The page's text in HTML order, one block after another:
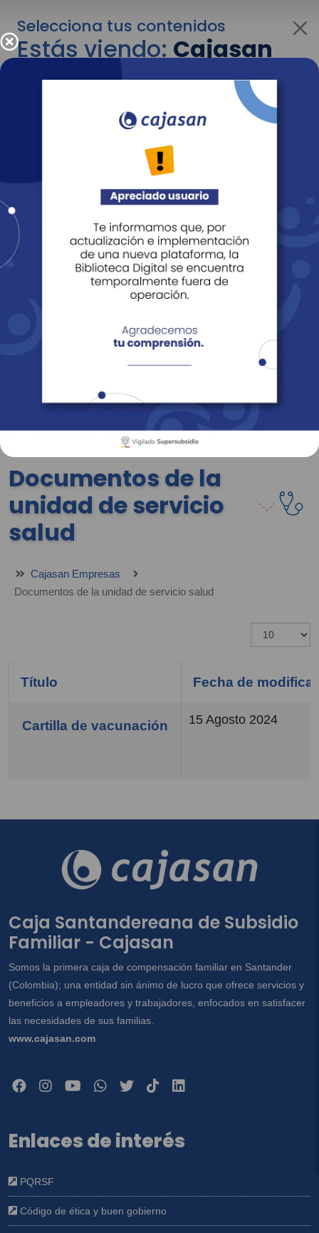
Selecciona tus contenidos
Estás viendo:Cajasan
para empresas
Para cambiar al contenido de tu interés más
adelante recuerda utilizar el menú
Entendido
Revista Fácil Vivir
Sedes Directorio Servicios En Línea
Documentos de la
unidad de servicio
salud
Cajasan Empresas
Documentos de la unidad de servicio salud
Mostrar #
Título Fecha de
Cartilla de vacunación 15 Agosto 2024
Caja Santandereana de Subsidio
Familiar - Cajasan
Somos la primera caja de compensación familiar en Santander
(Colombia); una entidad sin ánimo de lucro que ofrece servicios y
beneficios a empleadores y trabajadores, enfocados en satisfacer
las necesidades de sus familias.
www.cajasan.com
Enlaces de interés
PQRSF
Código de ética y buen gobierno